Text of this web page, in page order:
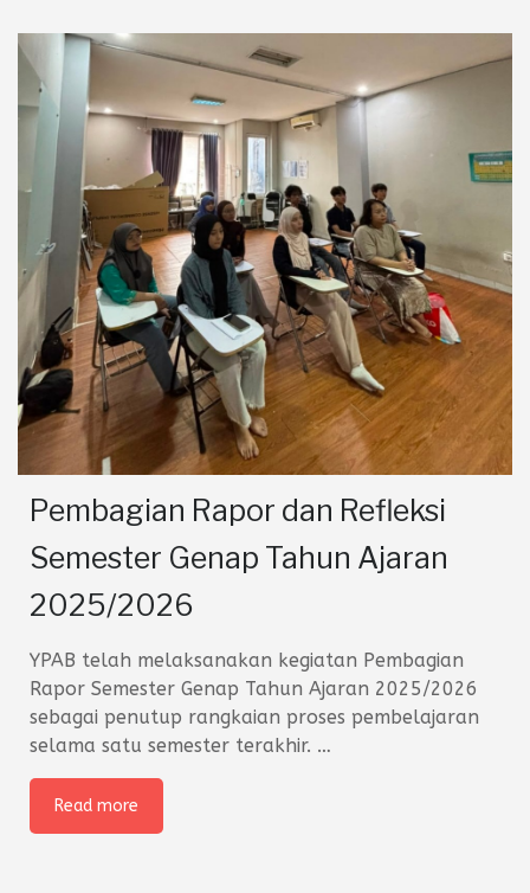
Pembagian Rapor dan Refleksi
Semester Genap Tahun Ajaran
2025/2026
YPAB telah melaksanakan kegiatan Pembagian
Rapor Semester Genap Tahun Ajaran 2025/2026
sebagai penutup rangkaian proses pembelajaran
selama satu semester terakhir. …
Read more